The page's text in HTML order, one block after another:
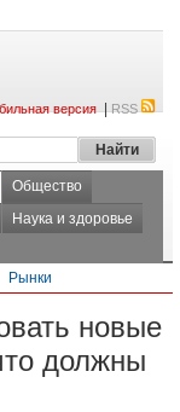
версия|RSS
Общество
Наука и здоровье
Рынки
новые
должны